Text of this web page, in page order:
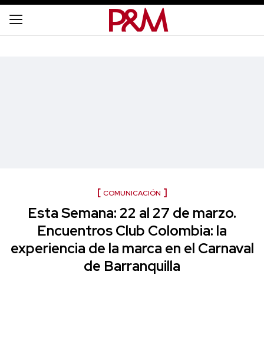
COMUNICACIÓN
Esta Semana: 22 al 27 de marzo.
Encuentros Club Colombia: la
experiencia de la marca en el Carnaval
de Barranquilla